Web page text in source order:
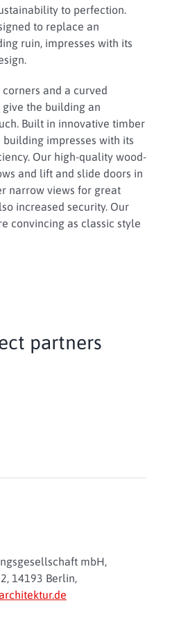
to perfection.
to replace an
ruin, impresses with its
and a curved
the building an
Built in innovative timber
building impresses with its
Our high-quality wood-
and lift and slide doors in
narrow views for great
increased security. Our
convincing as classic style
partners
mbH,
14193 Berlin,